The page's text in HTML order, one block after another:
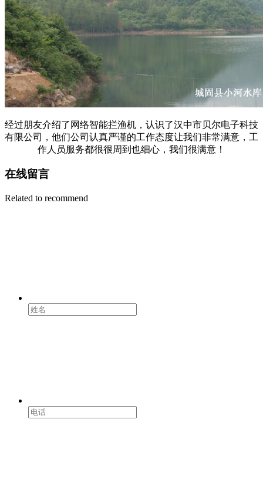
经过朋友介绍了网络智能拦渔机，认识了汉中市贝尔电子科技
有限公司，他们公司认真严谨的工作态度让我们非常满意，工
作人员服务都很很周到也细心，我们很满意！
在线留言
Related to recommend